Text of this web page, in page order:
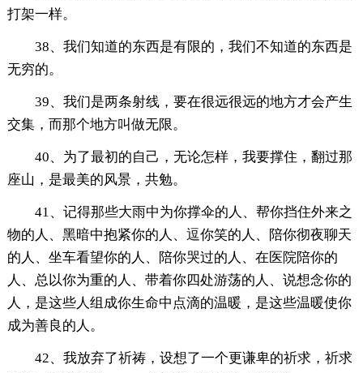
打架一样。
38、我们知道的东西是有限的，我们不知道的东西是
无穷的。
39、我们是两条射线，要在很远很远的地方才会产生
交集，而那个地方叫做无限。
40、为了最初的自己，无论怎样，我要撑住，翻过那
座山，是最美的风景，共勉。
41、记得那些大雨中为你撑伞的人、帮你挡住外来之
物的人、黑暗中抱紧你的人、逗你笑的人、陪你彻夜聊天
的人、坐车看望你的人、陪你哭过的人、在医院陪你的
人、总以你为重的人、带着你四处游荡的人、说想念你的
人，是这些人组成你生命中点滴的温暖，是这些温暖使你
成为善良的人。
42、我放弃了祈祷，设想了一个更谦卑的祈求，祈求